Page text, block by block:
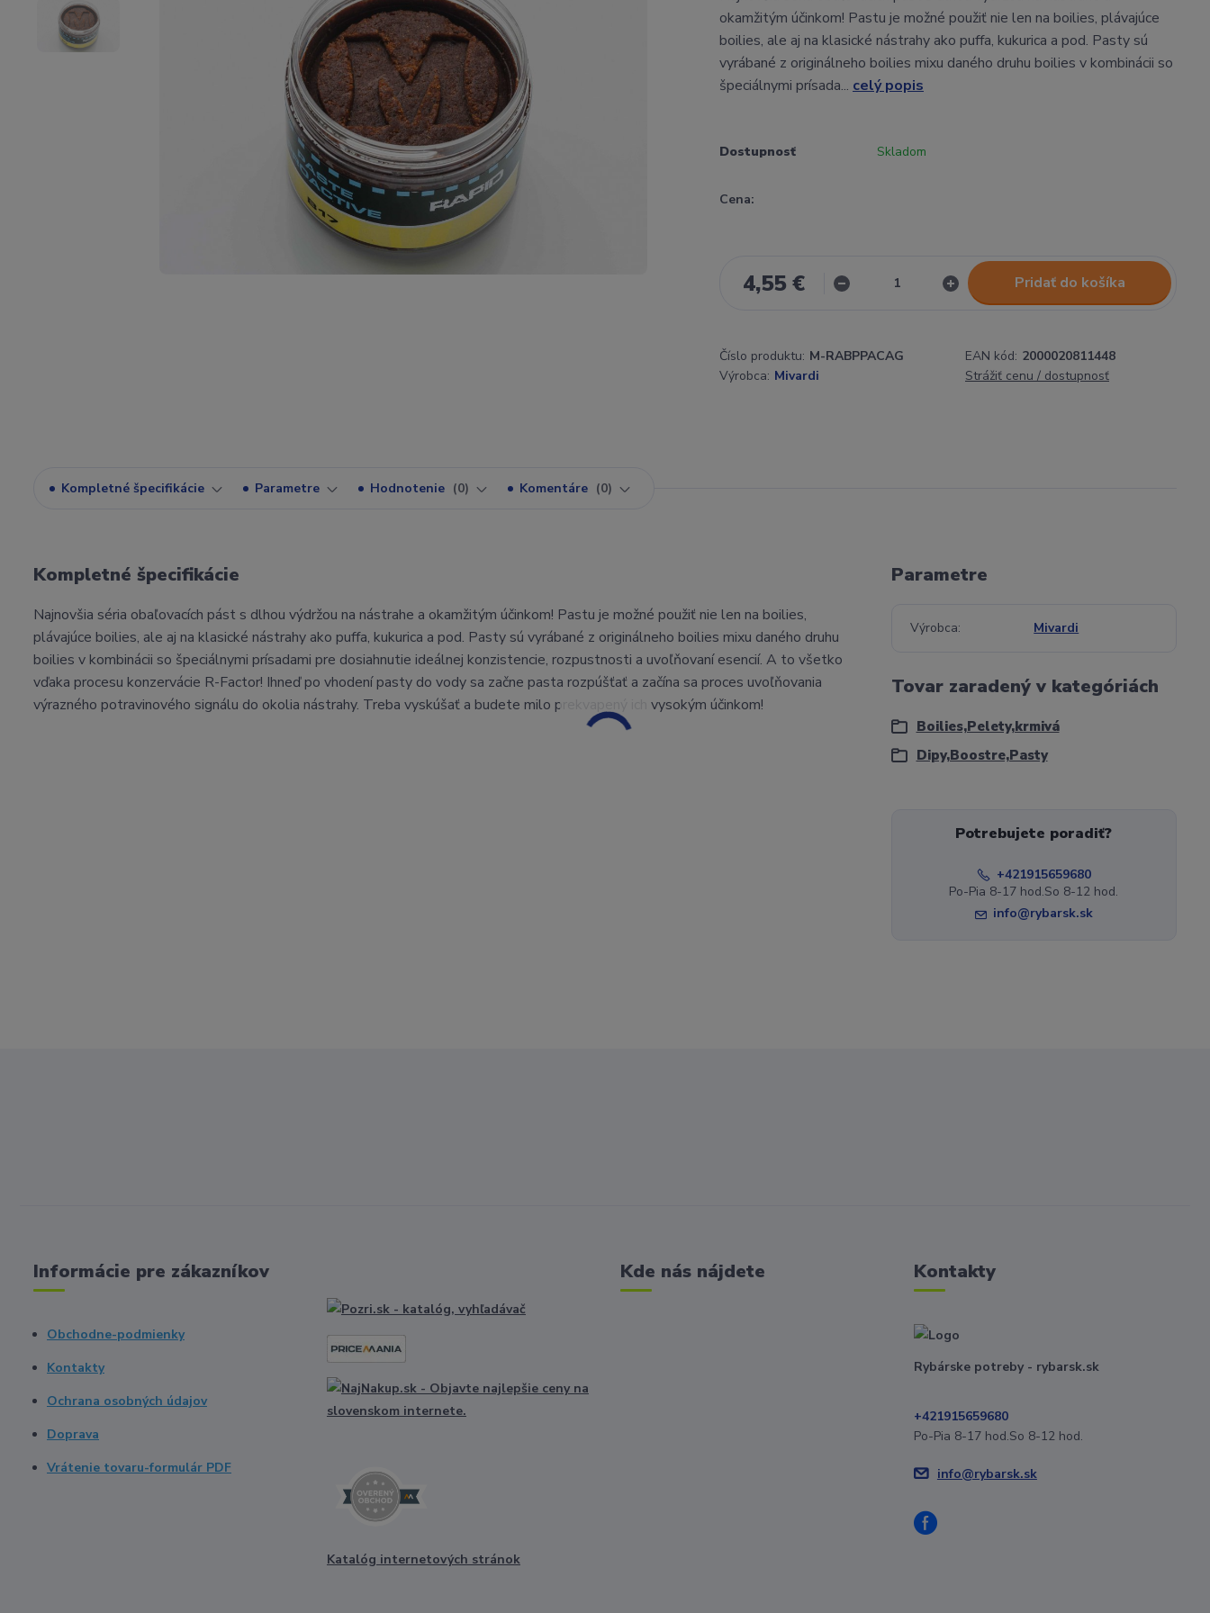
okamžitým účinkom! Pastu je možné použiť nie len na boilies, plávajúce
boilies, ale aj na klasické nástrahy ako puffa, kukurica a pod. Pasty sú
vyrábané z originálneho boilies mixu daného druhu boilies v kombinácii so
špeciálnymi prísada... celý popis
Dostupnosť Skladom
Cena:
4,55 € Pridať do košíka
Číslo produktu: M-RABPPACAG EAN kód: 2000020811448
Výrobca: Mivardi Strážiť cenu / dostupnosť
Kompletné špecifikácie Parametre Hodnotenie 0 Komentáre 0
Kompletné špecifikácie
Najnovšia séria obaľovacích pást s dlhou výdržou na nástrahe a okamžitým účinkom! Pastu je možné použiť nie len na boilies,
plávajúce boilies, ale aj na klasické nástrahy ako puffa, kukurica a pod. Pasty sú vyrábané z originálneho boilies mixu daného druhu
boilies v kombinácii so špeciálnymi prísadami pre dosiahnutie ideálnej konzistencie, rozpustnosti a uvoľňovaní esencií. A to všetko
vďaka procesu konzervácie R-Factor! Ihneď po vhodení pasty do vody sa začne pasta rozpúšťať a začína sa proces uvoľňovania
výrazného potravinového signálu do okolia nástrahy. Treba vyskúšať a budete milo prekvapený ich vysokým účinkom!
Parametre
Výrobca Mivardi
Tovar zaradený v kategóriách
Boilies,Pelety,krmivá
Dipy,Boostre,Pasty
Potrebujete poradiť?
+421915659680
Po-Pia 8-17 hod.So 8-12 hod.
info@rybarsk.sk
Informácie pre zákazníkov
Obchodne-podmienky
Kontakty
Ochrana osobných údajov
Doprava
Vrátenie tovaru-formulár PDF
Katalóg internetových stránok
Kde nás nájdete Kontakty
Rybárske potreby - rybarsk.sk
+421915659680
Po-Pia 8-17 hod.So 8-12 hod.
info@rybarsk.sk